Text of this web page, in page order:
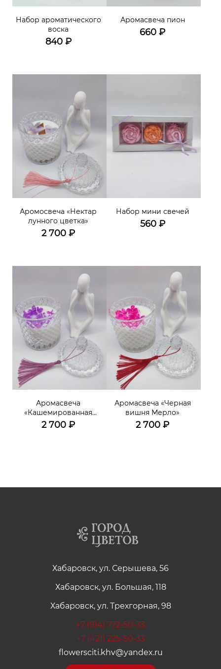
Набор ароматического
воска
840₽
Аромасвеча пион
660 ₽
Аромосвеча «Нектар
лунного цветка»
2 700 ₽
Набор мини свечей
560₽
Аромасвеча
«Кашемированная
слива»
2 700 ₽
Аромасвеча «Черная
вишня Мерло»
2 700 ₽
Хабаровск, ул. Серышева, 56
Хабаровск, ул. Большая, 118
Хабаровск, ул. Трехгорная, 98
+7 (914) 772-50-33
+7 (421) 225-50-33
flowersciti.khv@yandex.ru